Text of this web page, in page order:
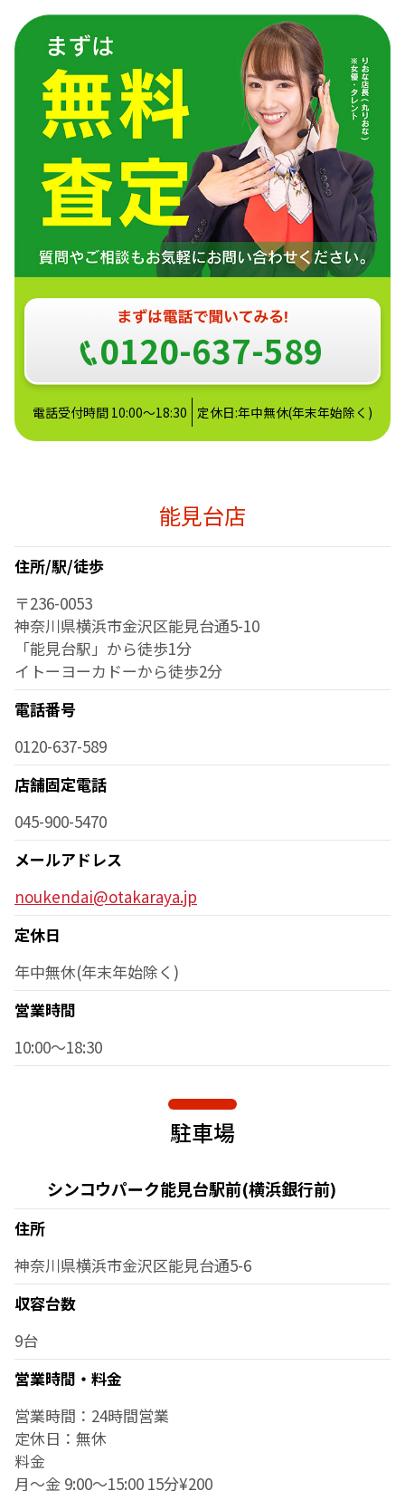
0120-637-589
電話受付時間 10:00～18:30 定休日:年中無休(年末年始除く)
能見台店
住所/駅/徒歩
〒236-0053
神奈川県横浜市金沢区能見台通5-10
「能見台駅」から徒歩1分
イトーヨーカドーから徒歩2分
電話番号
0120-637-589
店舗固定電話
045-900-5470
メールアドレス
noukendai@otakaraya.jp
定休日
年中無休(年末年始除く)
営業時間
10:00～18:30
駐車場
シンコウパーク能見台駅前(横浜銀行前)
住所
神奈川県横浜市金沢区能見台通5-6
収容台数
9台
営業時間・料金
営業時間：24時間営業
定休日：無休
料金
月～金 9:00～15:00 15分¥200